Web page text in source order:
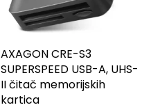
AXAGON CRE-S3
SUPERSPEED USB-A, UHS-
II čitač memorijskih
kartica